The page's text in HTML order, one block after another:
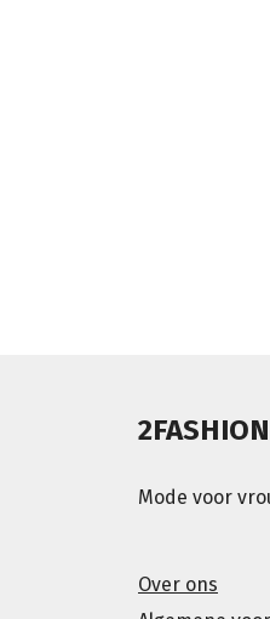
2FASHION
Mode voor
Over ons